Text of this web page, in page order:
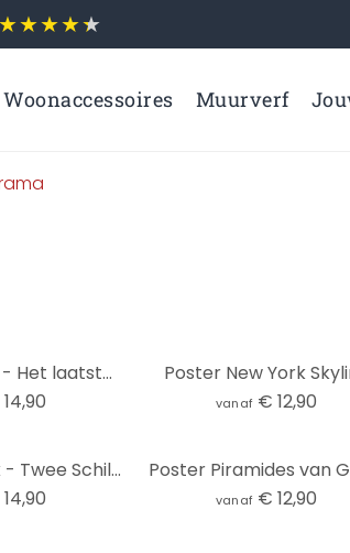
Woonaccessoires Muurverf
Poster Da Vinci - Het laatste avondmaal Poster New York
vanaf € 12,90
Poster Narchuk - Twee Schildpadden op Reis Poster Piramides van
vanaf € 12,90